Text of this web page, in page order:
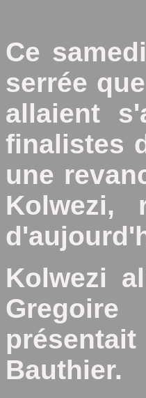
Ce
serrée
allaient
finalistes
une
Kolwezi,
Kolwezi
Bauthier.